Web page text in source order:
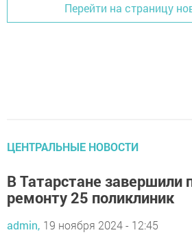
Перейти на страницу
ЦЕНТРАЛЬНЫЕ НОВОСТИ
В Татарстане завершили
ремонту 25 поликлиник
admin, 19 ноября 2024 - 12:45